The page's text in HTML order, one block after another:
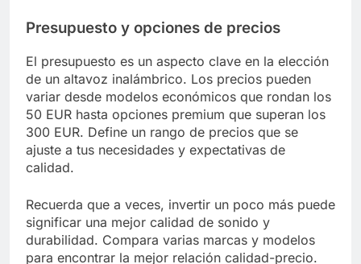
Presupuesto y opciones de precios
El presupuesto es un aspecto clave en la elección
de un altavoz inalámbrico. Los precios pueden
variar desde modelos económicos que rondan los
50 EUR hasta opciones premium que superan los
300 EUR. Define un rango de precios que se
ajuste a tus necesidades y expectativas de
calidad.
Recuerda que a veces, invertir un poco más puede
significar una mejor calidad de sonido y
durabilidad. Compara varias marcas y modelos
para encontrar la mejor relación calidad-precio.